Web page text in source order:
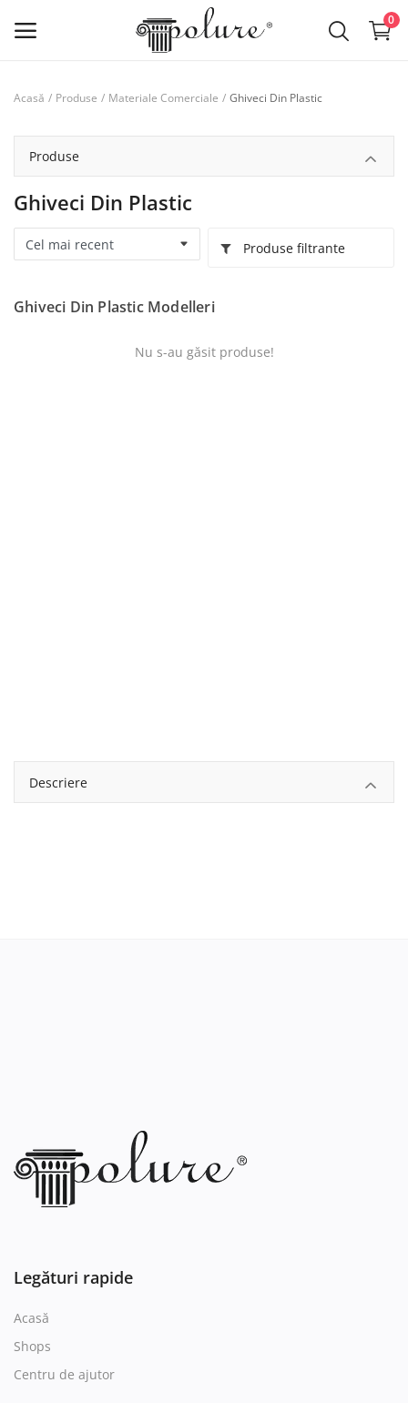
0
lista de dorințe
Contact
Despre noi
Inregistreaza-te
Acasă Produse Materiale Comerciale Ghiveci Din Plastic
Produse
Ghiveci Din Plastic
Produse filtrante
Ghiveci Din Plastic Modelleri
Nu s-au găsit produse!
Descriere
Legături rapide
Acasă
Shops
Centru de ajutor